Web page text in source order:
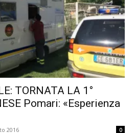
TORNATA LA 1°
Pomari: «Esperienza
2016 0